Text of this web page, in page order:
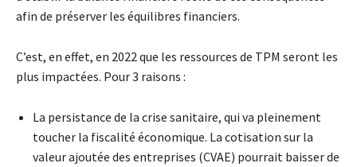
afin de préserver les équilibres financiers.
C’est, en effet, en 2022 que les ressources de TPM seront les
plus impactées. Pour 3 raisons :
La persistance de la crise sanitaire, qui va pleinement
toucher la fiscalité économique. La cotisation sur la
valeur ajoutée des entreprises (CVAE) pourrait baisser de